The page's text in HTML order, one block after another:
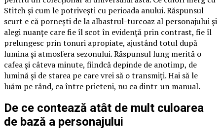
Stitch și cum le potrivești cu perioada anului. Răspunsul
scurt e că pornești de la albastrul-turcoaz al personajului și
alegi nuanțe care fie îl scot în evidență prin contrast, fie îl
prelungesc prin tonuri apropiate, ajustând totul după
lumina și atmosfera sezonului. Răspunsul lung merită o
cafea și câteva minute, fiindcă depinde de anotimp, de
lumină și de starea pe care vrei să o transmiți. Hai să le
luăm pe rând, ca între prieteni, nu ca dintr-un manual.
De ce contează atât de mult culoarea
de bază a personajului